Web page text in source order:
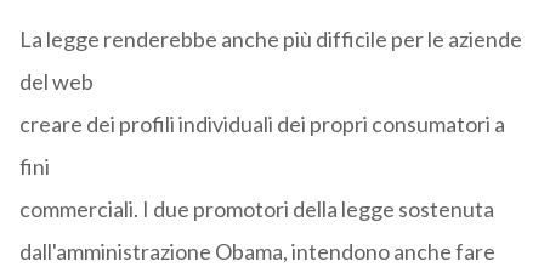
La legge renderebbe anche più difficile per le aziende
del web
creare dei profili individuali dei propri consumatori a
fini
commerciali. I due promotori della legge sostenuta
dall'amministrazione Obama, intendono anche fare